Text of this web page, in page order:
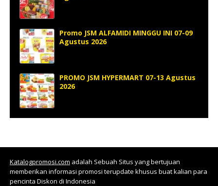
Promo JSM ALFAMIDI MINGGU INI 07-09
Agustus 2026
PROMO JSM HYPERMART 07-13 Agustus
2026
Katalogpromosi.com adalah Sebuah Situs yang bertujuan
memberikan informasi promosi terupdate khusus buat kalian para
pencinta Diskon di Indonesia